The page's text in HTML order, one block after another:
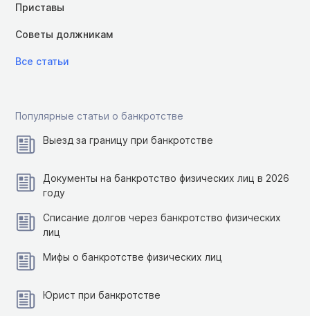
Приставы
Советы должникам
Все статьи
Популярные статьи о банкротстве
Выезд за границу при банкротстве
Документы на банкротство физических лиц в 2026
году
Списание долгов через банкротство физических
лиц
Мифы о банкротстве физических лиц
Юрист при банкротстве